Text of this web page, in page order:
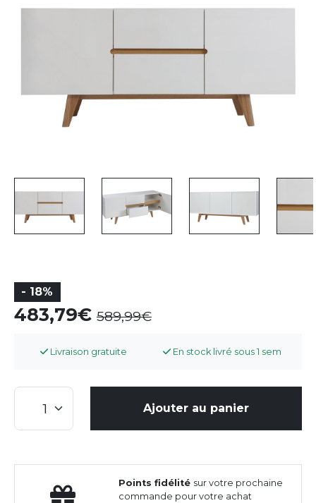
- 18%
483,79 589,99
Livraison gratuite En stock livré sous 1 sem
Ajouter au panier
Points fidélité sur votre prochaine
commande pour votre achat